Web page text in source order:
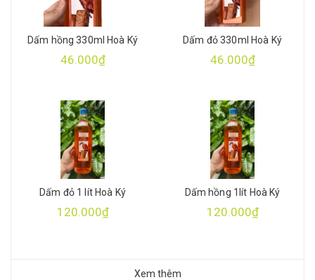
Dấm hồng 330ml Hoà Ký
46.000₫
Dấm đỏ 330ml Hoà Ký
46.000₫
Dấm đỏ 1 lít Hoà Ký
120.000₫
Dấm hồng 1lít Hoà Ký
120.000₫
Xem thêm